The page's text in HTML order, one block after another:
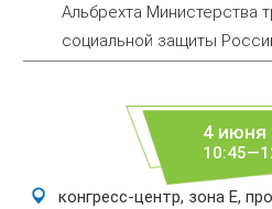
Альбрехта Министерства
социальной защиты
4 июня
конгресс-центр, зона E,